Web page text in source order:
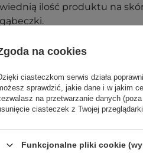
ilość produktu na
próbę uczuleniową.
, aby dowiedzieć się więcej.
na cookies
ciasteczkom serwis działa
sprawdzić, jakie dane i w jakim
na przetwarzanie danych
ciasteczek z Twojej
Funkcjonalne pliki cookie